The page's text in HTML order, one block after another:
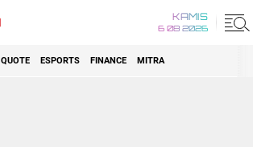
KAMIS
6 08 2026
QUOTE ESPORTS FINANCE MITRA